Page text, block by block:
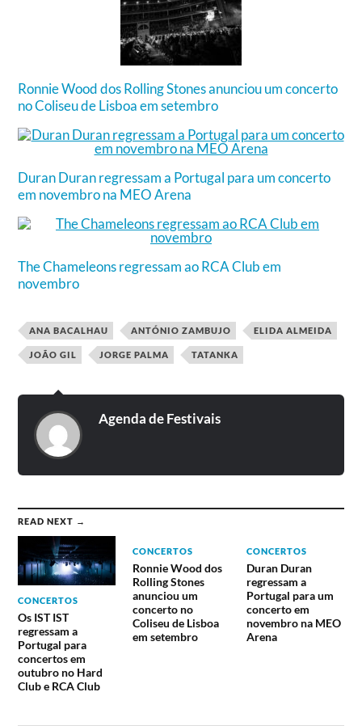
Ronnie Wood dos Rolling Stones anunciou um concerto
no Coliseu de Lisboa em setembro
Duran Duran regressam a Portugal para um concerto
em novembro na MEO Arena
The Chameleons regressam ao RCA Club em
novembro
ANA BACALHAU ANTÓNIO ZAMBUJO ELIDA ALMEIDA
JOÃO GIL JORGE PALMA TATANKA
Agenda de Festivais
READ NEXT →
CONCERTOS
Os IST IST
regressam a
Portugal para
concertos em
outubro no Hard
Club e RCA Club
CONCERTOS
Ronnie Wood dos
Rolling Stones
anunciou um
concerto no
Coliseu de Lisboa
em setembro
CONCERTOS
Duran Duran
regressam a
Portugal para um
concerto em
novembro na MEO
Arena